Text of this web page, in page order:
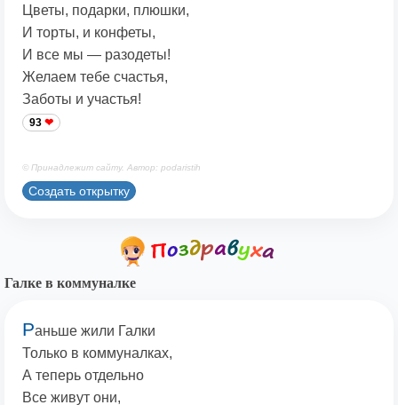
Цветы, подарки, плюшки,
И торты, и конфеты,
И все мы — разодеты!
Желаем тебе счастья,
Заботы и участья!
93
© Принадлежит сайту. Автор: podaristih
Создать открытку
Галке в коммуналке
Раньше жили Галки
Только в коммуналках,
А теперь отдельно
Все живут они,